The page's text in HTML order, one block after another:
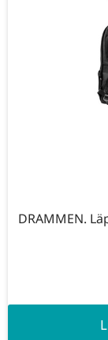
DRAMMEN.